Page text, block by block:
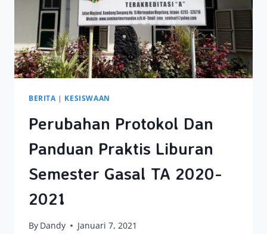
BERITA | KESISWAAN
Perubahan Protokol Dan
Panduan Praktis Liburan
Semester Gasal TA 2020-
2021
By Dandy Januari 7, 2021